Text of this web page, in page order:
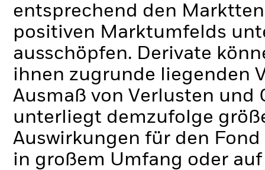
entsprechend den
positiven Marktumfelds
ausschöpfen. Derivate
ihnen zugrunde liegenden
Ausmaß von Verlusten und
unterliegt demzufolge
Auswirkungen für den
in großem Umfang oder